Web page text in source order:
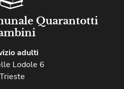
Quarantotti
adulti
Lodole 6
Trieste